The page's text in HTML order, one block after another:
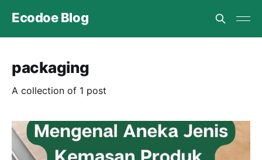
Ecodoe Blog
packaging
A collection of 1 post